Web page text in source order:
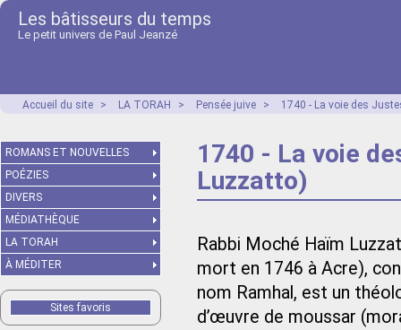
Les bâtisseurs du temps
Le petit univers de Paul Jeanzé
Accueil du site > LA TORAH > Pensée juive > 1740 - La voie des
1740 - La voie
Luzzatto)
Rabbi Moché Haïm
mort en 1746 à Acre),
nom Ramhal, est un
d’œuvre de moussar
ROMANS ET NOUVELLES
POÉZIES
DIVERS
MÉDIATHÈQUE
LA TORAH
À MÉDITER
Sites favoris